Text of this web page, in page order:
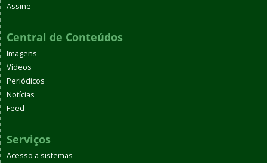
Assine
Central de Conteúdos
Imagens
Vídeos
Periódicos
Notícias
Feed
Serviços
Acesso a sistemas